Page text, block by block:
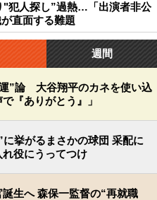
"犯人探し”過熱…「出演者非公
直面する難題
週間
”論 大谷翔平のカネを使い込
『ありがとう』」
挙がるまさかの球団 采配に
役にうってつけ
生へ 森保一監督の“再就職